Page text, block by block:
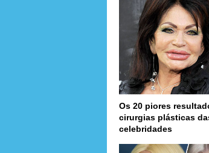
Os 20 piores
cirurgias plásticas
celebridades